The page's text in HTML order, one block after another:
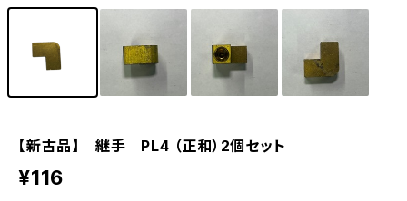
【新古品】 継手 PL4 （正和）2個セット
¥116